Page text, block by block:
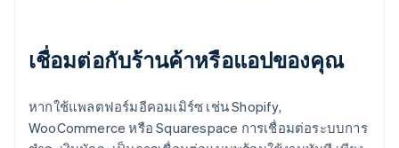
เชื่อมต่อกับร้านค้าหรือแอปของคุณ
หากใช้แพลตฟอร์มอีคอมเมิร์ซ เช่น Shopify,
WooCommerce หรือ Squarespace การเชื่อมต่อระบบการ